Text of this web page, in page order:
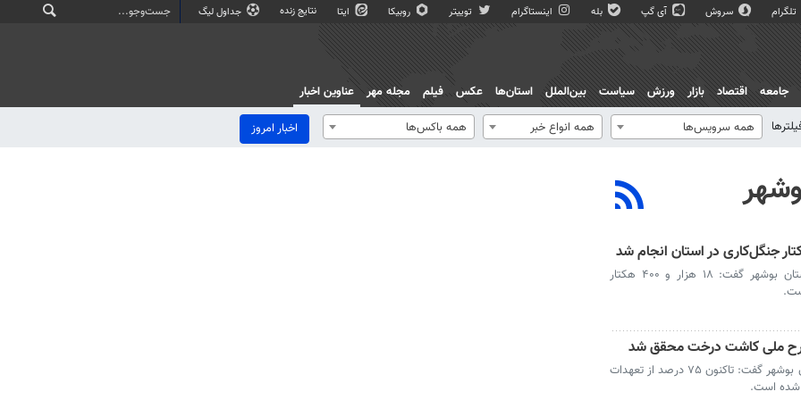
تلگرام سروش آی گپ بله اینستاگرام توییتر روبیکا ایتا نتایج زنده جداول لیگ
جامعه اقتصاد بازار ورزش سیاست بین‌الملل استان‌ها عکس فیلم مجله مهر
عناوین اخبار
همه سرویس‌ها همه انواع خبر همه باکس‌ها اخبار امروز
بوشهر- مدیرکل منابع طبیعی و آبخیزداری استان بوشهر گفت: ۱۸ هزار و ۴۰۰ هکتار
بوشهر- مدیرکل منابع طبیعی و آبخیزداری استان بوشهر گفت: تاکنون ۷۵ درصد از تعهدات
شده است.